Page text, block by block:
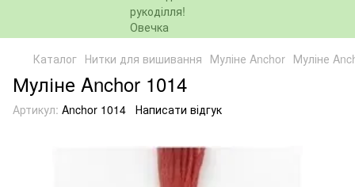
Каталог Нитки для вишивання Муліне Anchor Муліне
Муліне Anchor 1014
Артикул: Anchor 1014 Написати відгук